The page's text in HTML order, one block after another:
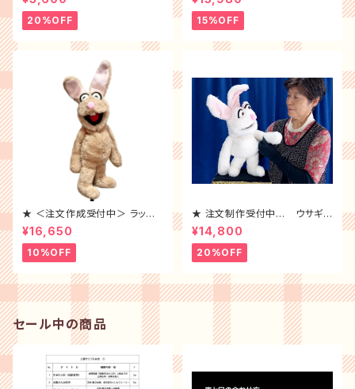
20%OFF 15%OFF
★ ＜注文作成受付中＞ ラッキ
ー・ラビット ・ミルクティー
¥16,650
10%OFF
★ 注文制作受付中… ウサギ
の シローちゃん
¥14,800
20%OFF
セール中の商品